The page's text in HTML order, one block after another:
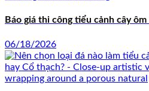
Báo giá thi công tiểu cảnh cây
06/18/2026